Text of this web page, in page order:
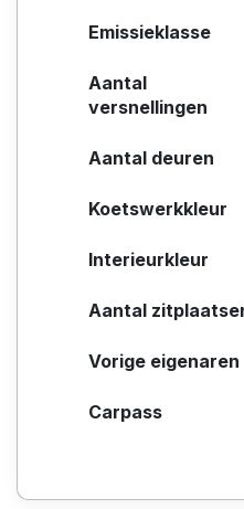
Emissieklasse
Aantal
versnellingen
Aantal deuren
Koetswerkkleur
Interieurkleur
Aantal
Vorige eigenaren
Carpass